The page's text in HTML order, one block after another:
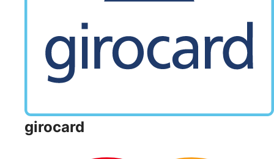
girocard